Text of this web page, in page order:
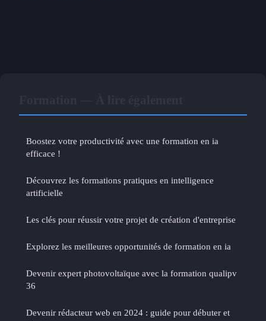
Boostez votre productivité avec une formation en ia
efficace !
Découvrez les formations pratiques en intelligence
artificielle
Les clés pour réussir votre projet de création d'entreprise
Explorez les meilleures opportunités de formation en ia
Devenir expert photovoltaïque avec la formation qualipv
36
Devenir rédacteur web en 2024 : guide pour débuter et